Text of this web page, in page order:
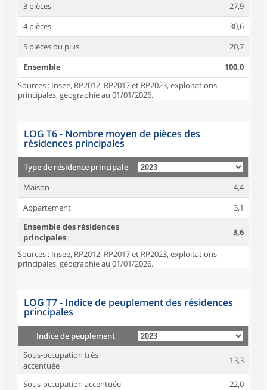
3 pièces
27,9
4 pièces
30,6
5 pièces ou plus
20,7
Ensemble
100,0
Sources : Insee, RP2012, RP2017 et RP2023, exploitations
principales, géographie au 01/01/2026.
LOG T6 - Nombre moyen de pièces des
résidences principales
Type de résidence principale
Maison
4,4
Appartement
3,1
Ensemble des résidences
principales
3,6
Sources : Insee, RP2012, RP2017 et RP2023, exploitations
principales, géographie au 01/01/2026.
LOG T7 - Indice de peuplement des résidences
principales
Indice de peuplement
Sous-occupation très
accentuée
13,3
Sous-occupation accentuée
22,0